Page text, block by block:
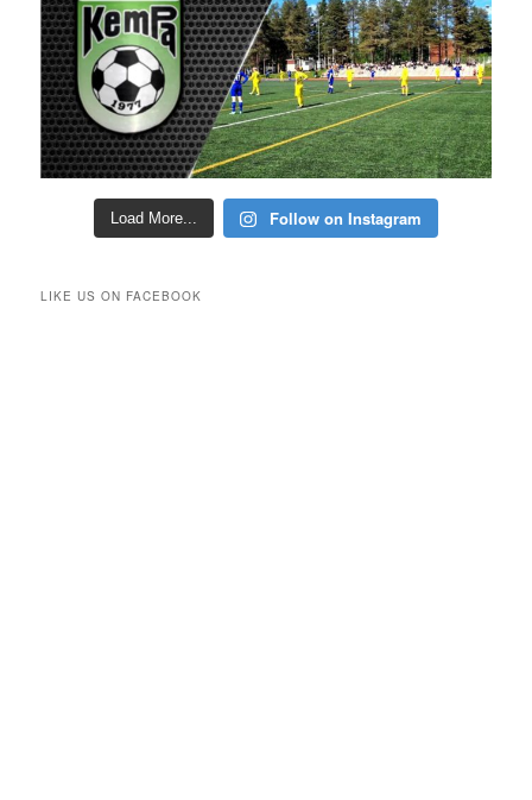
Load More... Follow on Instagram
LIKE US ON FACEBOOK